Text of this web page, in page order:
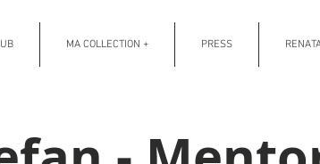
MA COLLECTION + PRESS